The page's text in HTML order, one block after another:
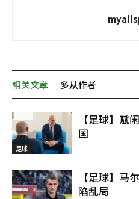
相关文章 多从作者
足球
【足球】赋
国
【足球】马
陷乱局